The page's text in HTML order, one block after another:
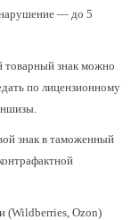
нарушение — до 5
товарный знак можно
по лицензионному
знак в таможенный
(Wildberries, Ozon)